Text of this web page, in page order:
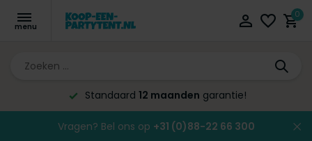
0
garantie!
Vragen? Bel ons op +31 (0)88-22 66 300